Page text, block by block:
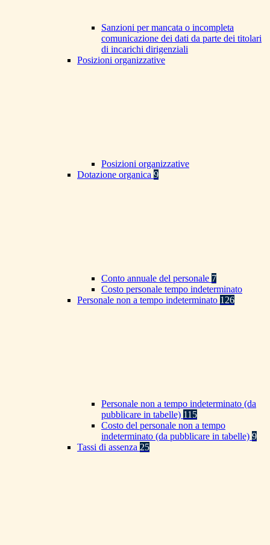
Sanzioni per mancata o incompleta
comunicazione dei dati da parte dei titolari
di incarichi dirigenziali
Posizioni organizzative
Posizioni organizzative
Dotazione organica 9
Conto annuale del personale 7
Costo personale tempo indeterminato
Personale non a tempo indeterminato 126
Personale non a tempo indeterminato (da
pubblicare in tabelle) 115
Costo del personale non a tempo
indeterminato (da pubblicare in tabelle) 9
Tassi di assenza 25